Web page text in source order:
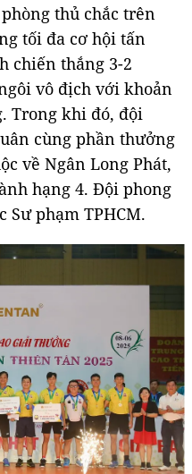
thủ chắc trên
tối đa cơ hội tấn
chiến thắng 3-2
vô địch với khoản
Trong khi đó, đội
cùng phần thưởng
về Ngân Long Phát,
hạng 4. Đội phong
phạm TPHCM.